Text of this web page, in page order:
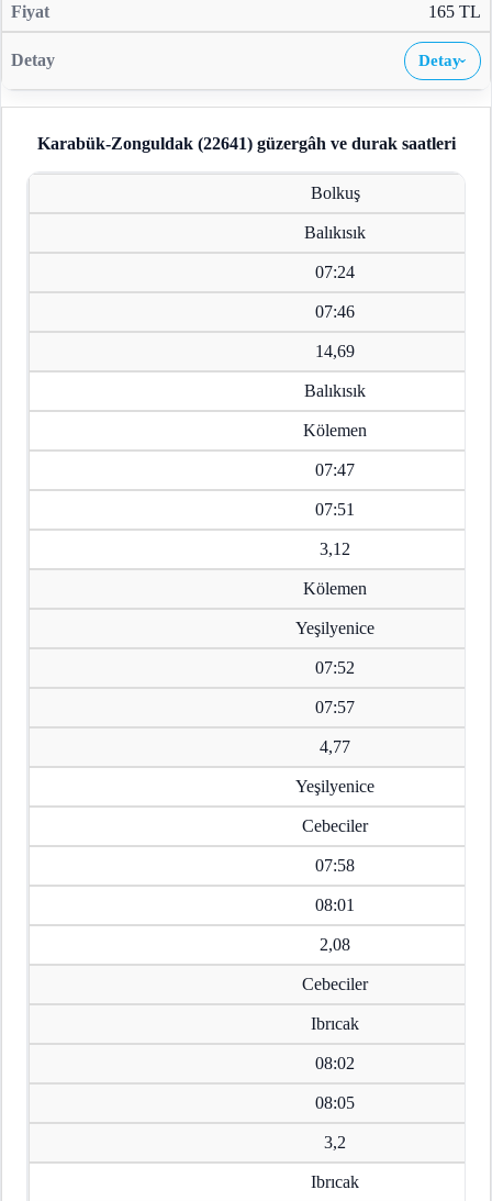
165 TL
Detay›
Karabük-Zonguldak (22641)güzergâh ve durak saatleri
Bolkuş
Balıkısık
07:24
07:46
14,69
Balıkısık
Kölemen
07:47
07:51
3,12
Kölemen
Yeşilyenice
07:52
07:57
4,77
Yeşilyenice
Cebeciler
07:58
08:01
2,08
Cebeciler
Ibrıcak
08:02
08:05
3,2
Ibrıcak